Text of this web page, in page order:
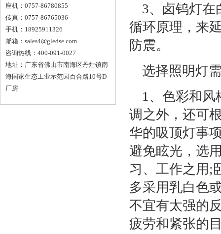
座机：0757-86780855
传真：0757-86765036
手机：18925911326
邮箱： sales4@gledse.com
咨询热线：400-091-0027
地址：广东省佛山市南海区丹灶镇南
海国家生态工业示范园百合路10号D
厂房
3、卤钨灯在
循环原理，来
防震。
选择照明灯
1、色彩和
调之外，还可
华的吸顶灯事
避免眩光，选
习、工作之用;
多采用乳白色
不宜有太强的
疲劳和紧张的